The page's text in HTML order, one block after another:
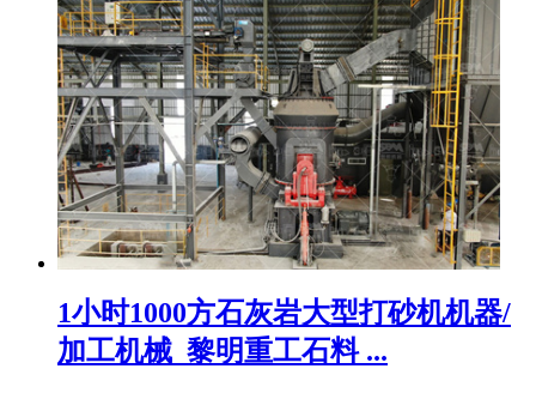
1小时1000方石灰岩大型打砂机机器/
加工机械_黎明重工石料 ...